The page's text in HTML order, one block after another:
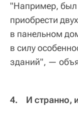
"Например, был
приобрести
в панельном
в силу
зданий", —
4. И странно,